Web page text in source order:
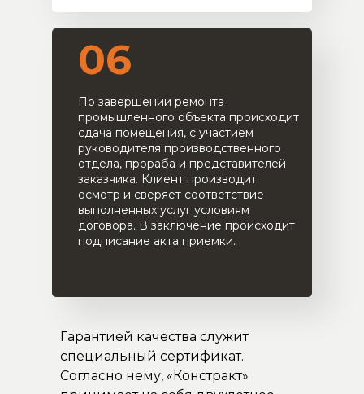
По завершении ремонта
промышленного объекта происходит
сдача помещения, с участием
руководителя производственного
отдела, прораба и представителей
заказчика. Клиент производит
осмотр и сверяет соответствие
выполненных услуг условиям
договора. В заключение происходит
подписание акта приемки.
06
Гарантией качества служит
специальный сертификат.
Согласно нему, «Констракт»